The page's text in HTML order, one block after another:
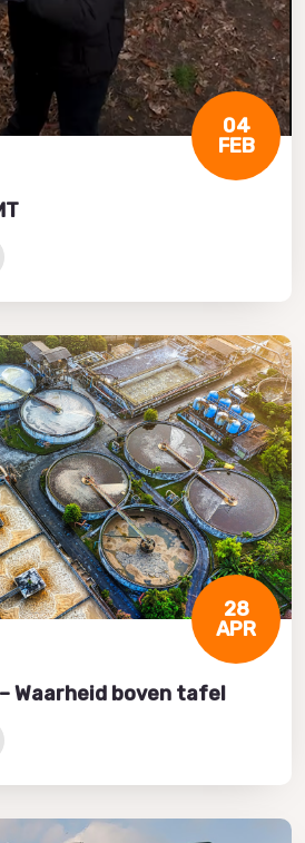
04
FEB
28
APR
Waarheid boven tafel